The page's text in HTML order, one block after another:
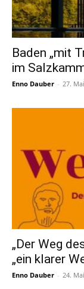
Baden „mit
im
Enno Dauber - 27.
„Der Weg
„ein klarer
Enno Dauber - 24.